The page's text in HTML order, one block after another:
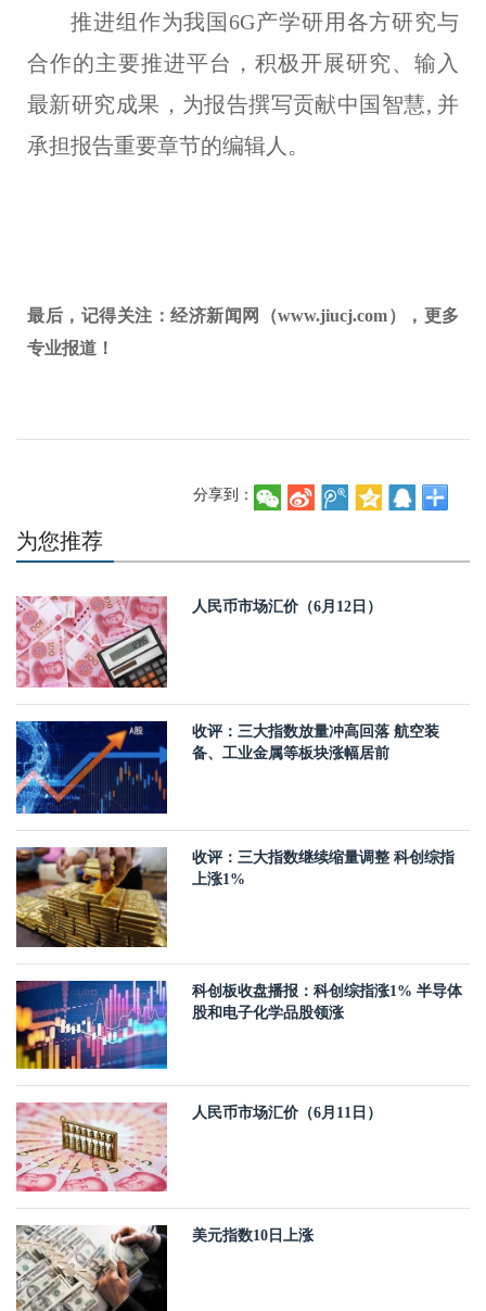
推进组作为我国6G产学研用各方研究与
合作的主要推进平台，积极开展研究、输入
最新研究成果，为报告撰写贡献中国智慧, 并
承担报告重要章节的编辑人。
最后，记得关注：经济新闻网（www.jiucj.com），更多
专业报道！
分享到：
为您推荐
人民币市场汇价（6月12日）
收评：三大指数放量冲高回落 航空装
备、工业金属等板块涨幅居前
收评：三大指数继续缩量调整 科创综指
上涨1%
科创板收盘播报：科创综指涨1% 半导体
股和电子化学品股领涨
人民币市场汇价（6月11日）
美元指数10日上涨